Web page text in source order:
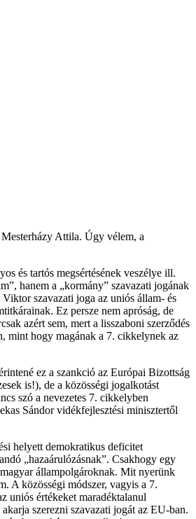
Attila. Úgy vélem, a
és tartós megsértésének veszélye ill.
hanem a „kormány” szavazati jogának
szavazati joga az uniós állam- és
Ez persze nem apróság, de
azért sem, mert a lisszaboni szerződés
mint hogy magának a 7. cikkelynek az
ez a szankció az Európai Bizottság
is!), de a közösségi jogalkotást
szó a nevezetes 7. cikkelyben
Sándor vidékfejlesztési minisztertől
helyett demokratikus deficitet
„hazaárulózásnak”. Csakhogy egy
állampolgároknak. Mit nyerünk
A közösségi módszer, vagyis a 7.
uniós értékeket maradéktalanul
szerezni szavazati jogát az EU-ban.